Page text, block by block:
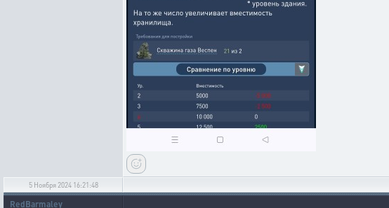
5 Ноября 2024 16:21:48
RedBarmaley